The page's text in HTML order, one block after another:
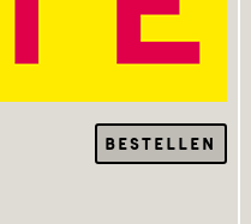
BESTELLEN